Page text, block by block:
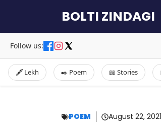
content
BOLTI ZINDAGI
Follow us:
🖋️ Lekh ✒️ Poem 📖 Stories
POEM August 22, 2021